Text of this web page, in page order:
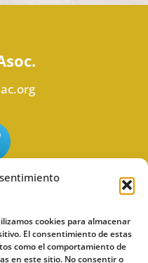
cookies para almacenar
El consentimiento de estas
como el comportamiento de
en este sitio. No consentir o
Odysee